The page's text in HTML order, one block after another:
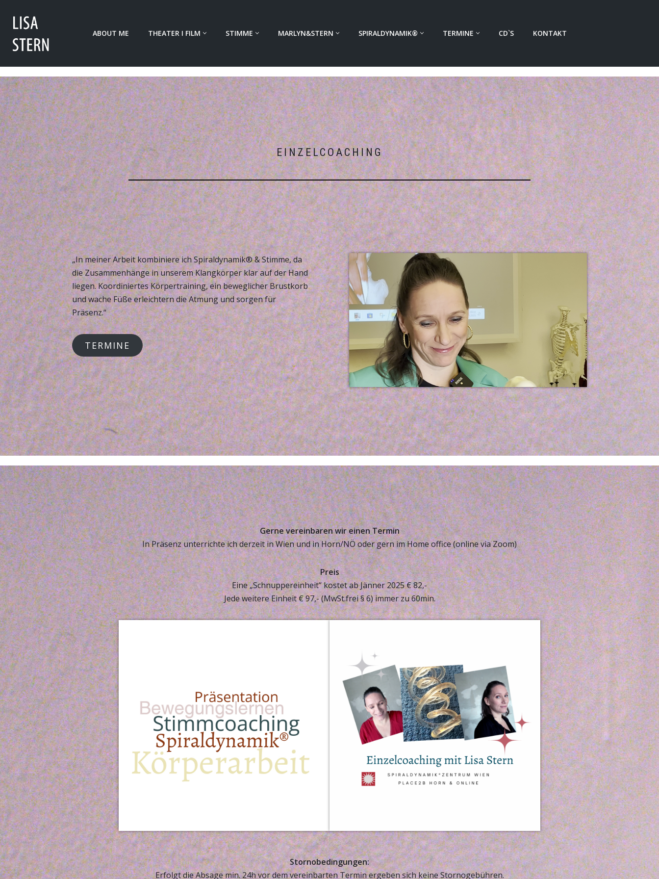
Zum
Inhalt
springen
ABOUT ME THEATER I FILM STIMME MARLYN&STERN SPIRALDYNAMIK® TERMINE CD`S KONTAKT
EINZELCOACHING
„In meiner Arbeit kombiniere ich Spiraldynamik® & Stimme, da
die Zusammenhänge in unserem Klangkörper klar auf der Hand
liegen. Koordiniertes Körpertraining, ein beweglicher Brustkorb
und wache Füße erleichtern die Atmung und sorgen für
Präsenz.“
TERMINE
Gerne vereinbaren wir einen Termin
In Präsenz unterrichte ich derzeit in Wien und in Horn/NÖ oder gern im Home office (online via Zoom)
Preis
Eine „Schnuppereinheit“ kostet ab Jänner 2025 € 82,-
Jede weitere Einheit € 97,- (MwSt.frei § 6) immer zu 60min.
Stornobedingungen:
Erfolgt die Absage min. 24h vor dem vereinbarten Termin ergeben sich keine Stornogebühren.